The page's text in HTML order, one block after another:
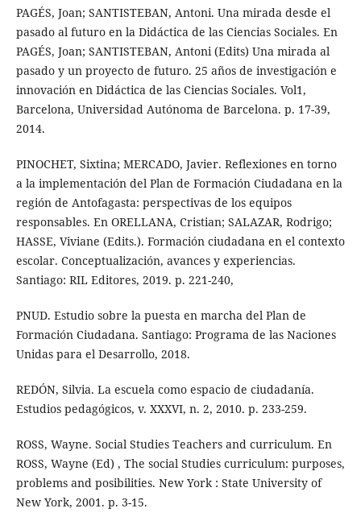
PAGÉS, Joan; SANTISTEBAN, Antoni. Una mirada desde el
pasado al futuro en la Didáctica de las Ciencias Sociales. En
PAGÉS, Joan; SANTISTEBAN, Antoni (Edits) Una mirada al
pasado y un proyecto de futuro. 25 años de investigación e
innovación en Didáctica de las Ciencias Sociales. Vol1,
Barcelona, Universidad Autónoma de Barcelona. p. 17-39,
2014.
PINOCHET, Sixtina; MERCADO, Javier. Reflexiones en torno
a la implementación del Plan de Formación Ciudadana en la
región de Antofagasta: perspectivas de los equipos
responsables. En ORELLANA, Cristian; SALAZAR, Rodrigo;
HASSE, Viviane (Edits.). Formación ciudadana en el contexto
escolar. Conceptualización, avances y experiencias.
Santiago: RIL Editores, 2019. p. 221-240,
PNUD. Estudio sobre la puesta en marcha del Plan de
Formación Ciudadana. Santiago: Programa de las Naciones
Unidas para el Desarrollo, 2018.
REDÓN, Silvia. La escuela como espacio de ciudadanía.
Estudios pedagógicos, v. XXXVI, n. 2, 2010. p. 233-259.
ROSS, Wayne. Social Studies Teachers and curriculum. En
ROSS, Wayne (Ed) , The social Studies curriculum: purposes,
problems and posibilities. New York : State University of
New York, 2001. p. 3-15.